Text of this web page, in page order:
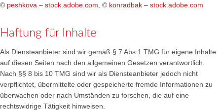
© peshkova – stock.adobe.com, © konradbak – stock.adobe.com
Haftung für Inhalte
Als Diensteanbieter sind wir gemäß § 7 Abs.1 TMG für eigene Inhalte
auf diesen Seiten nach den allgemeinen Gesetzen verantwortlich.
Nach §§ 8 bis 10 TMG sind wir als Diensteanbieter jedoch nicht
verpflichtet, übermittelte oder gespeicherte fremde Informationen zu
überwachen oder nach Umständen zu forschen, die auf eine
rechtswidrige Tätigkeit hinweisen.